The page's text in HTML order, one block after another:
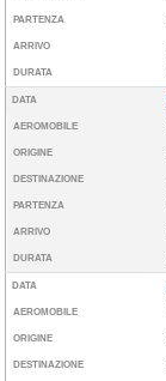
PARTENZA
ARRIVO
DURATA
DATA
AEROMOBILE
ORIGINE
DESTINAZIONE
PARTENZA
ARRIVO
DURATA
DATA
AEROMOBILE
ORIGINE
DESTINAZIONE